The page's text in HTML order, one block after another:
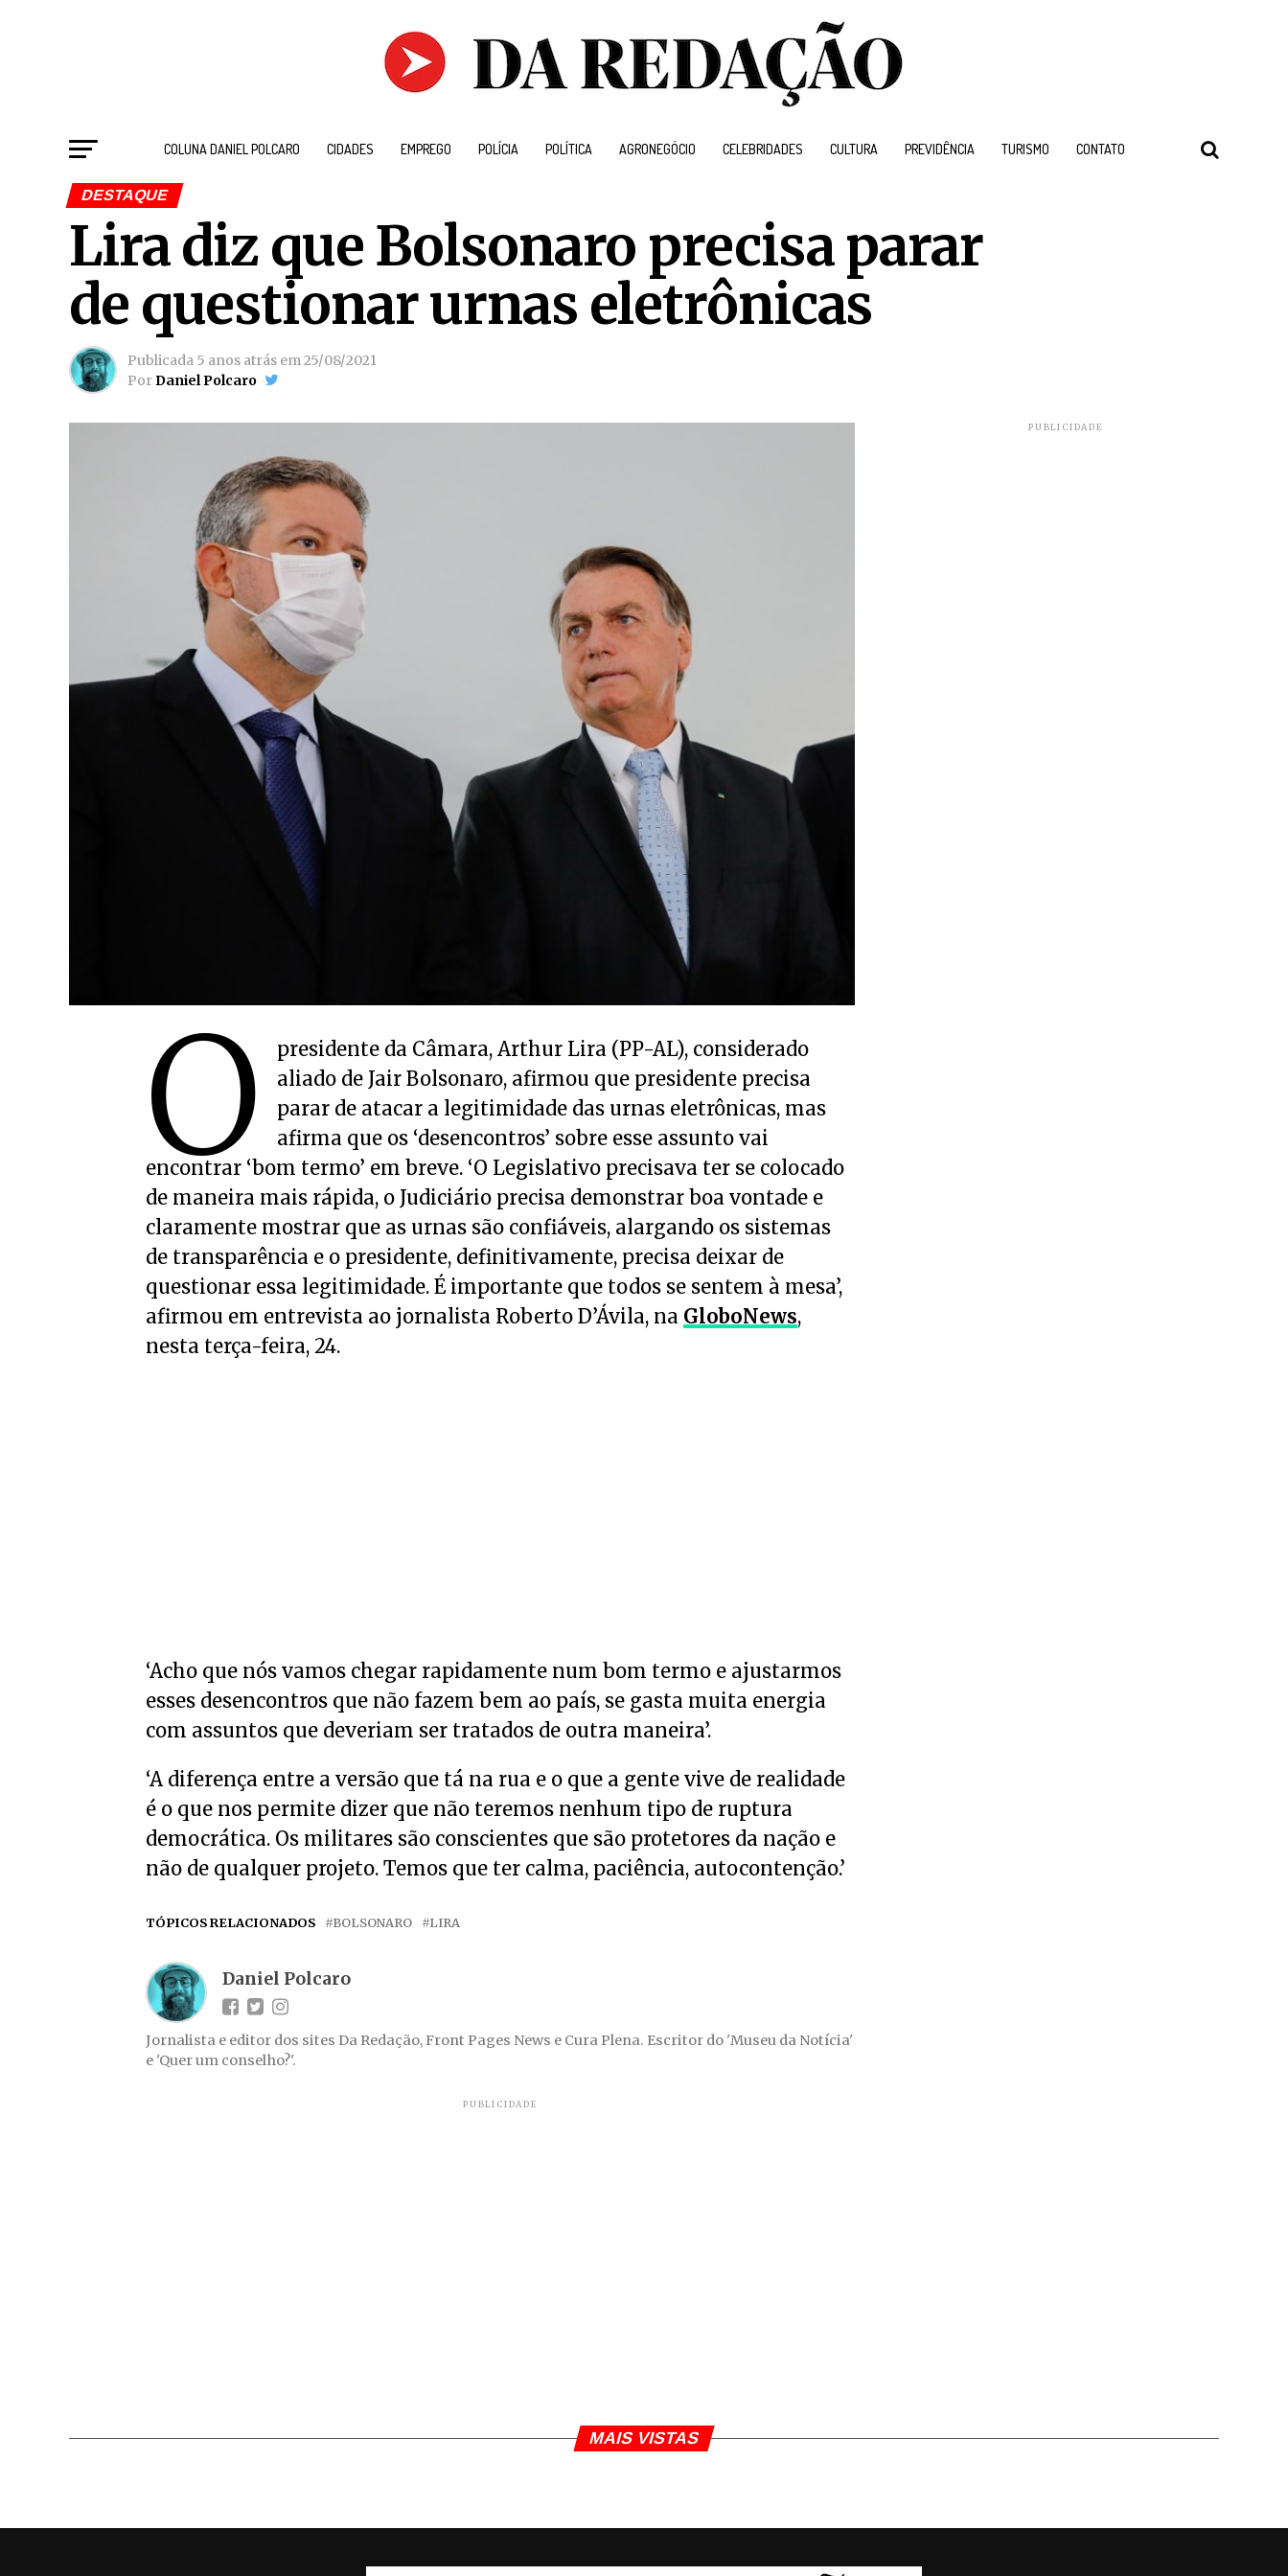
COLUNA DANIEL POLCARO CIDADES EMPREGO POLÍCIA POLÍTICA AGRONEGÓCIO CELEBRIDADES CULTURA PREVIDÊNCIA TURISMO CONTATO
DESTAQUE
Lira diz que Bolsonaro precisa parar
de questionar urnas eletrônicas
Publicada 5 anos atrás em25/08/2021
PorDaniel Polcaro
O
presidente da Câmara, Arthur Lira (PP-AL), considerado
aliado de Jair Bolsonaro, afirmou que presidente precisa
parar de atacar a legitimidade das urnas eletrônicas, mas
afirma que os ‘desencontros’ sobre esse assunto vai
encontrar ‘bom termo’ em breve. ‘O Legislativo precisava ter se colocado
de maneira mais rápida, o Judiciário precisa demonstrar boa vontade e
claramente mostrar que as urnas são confiáveis, alargando os sistemas
de transparência e o presidente, definitivamente, precisa deixar de
questionar essa legitimidade. É importante que todos se sentem à mesa’,
afirmou em entrevista ao jornalista Roberto D’Ávila, na GloboNews,
nesta terça-feira, 24.
‘Acho que nós vamos chegar rapidamente num bom termo e ajustarmos
esses desencontros que não fazem bem ao país, se gasta muita energia
com assuntos que deveriam ser tratados de outra maneira’.
‘A diferença entre a versão que tá na rua e o que a gente vive de realidade
é o que nos permite dizer que não teremos nenhum tipo de ruptura
democrática. Os militares são conscientes que são protetores da nação e
não de qualquer projeto. Temos que ter calma, paciência, autocontenção.’
TÓPICOS RELACIONADOS BOLSONARO LIRA
Daniel Polcaro
Jornalista e editor dos sites Da Redação, Front Pages News e Cura Plena. Escritor do 'Museu da Notícia'
e 'Quer um conselho?'.
PUBLICIDADE
PUBLICIDADE
MAIS VISTAS